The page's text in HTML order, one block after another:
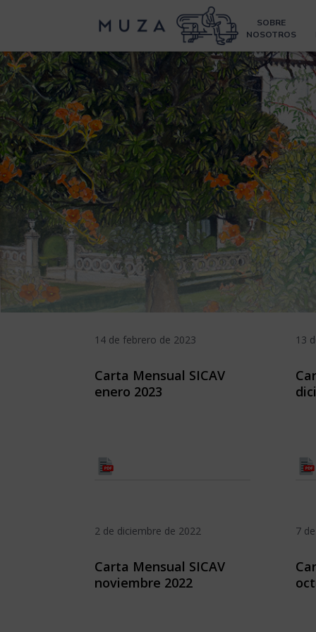
SOBRE
NOSOTROS
14 de febrero de 2023
Carta Mensual SICAV
enero 2023
13
2 de diciembre de 2022
Carta Mensual SICAV
noviembre 2022
7